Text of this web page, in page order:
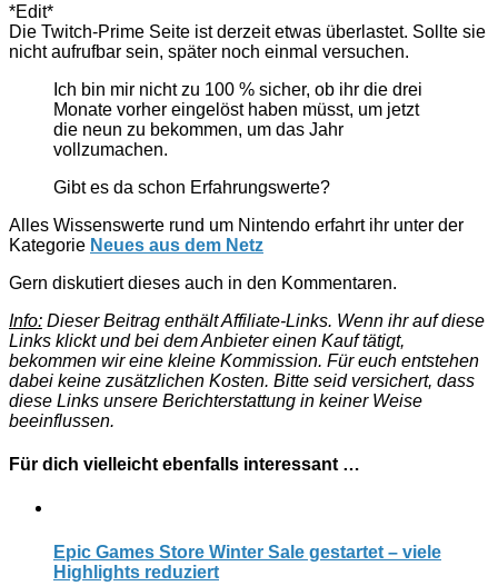
*Edit*
Die Twitch-Prime Seite ist derzeit etwas überlastet. Sollte sie
nicht aufrufbar sein, später noch einmal versuchen.
Ich bin mir nicht zu 100 % sicher, ob ihr die drei
Monate vorher eingelöst haben müsst, um jetzt
die neun zu bekommen, um das Jahr
vollzumachen.
Gibt es da schon Erfahrungswerte?
Alles Wissenswerte rund um Nintendo erfahrt ihr unter der
Kategorie Neues aus dem Netz
Gern diskutiert dieses auch in den Kommentaren.
Info: Dieser Beitrag enthält Affiliate-Links. Wenn ihr auf diese
Links klickt und bei dem Anbieter einen Kauf tätigt,
bekommen wir eine kleine Kommission. Für euch entstehen
dabei keine zusätzlichen Kosten. Bitte seid versichert, dass
diese Links unsere Berichterstattung in keiner Weise
beeinflussen.
Für dich vielleicht ebenfalls interessant …
Epic Games Store Winter Sale gestartet – viele
Highlights reduziert